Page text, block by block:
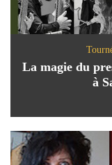
La magie du
à